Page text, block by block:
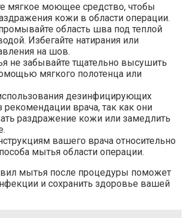
мягкое моющее средство, чтобы
кожи в области операции.
область шва под теплой
Избегайте натирания или
на шов.
не забывайте тщательно высушить
мягкого полотенца или
дезинфицирующих
рекомендации врача, так как они
раздражение кожи или замедлить
вашего врача относительно
мытья области операции.
мытья после процедуры поможет
и сохранить здоровье вашей